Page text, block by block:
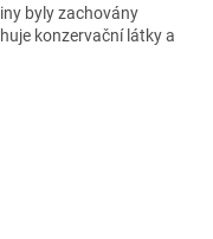
byly zachovány
konzervační látky a